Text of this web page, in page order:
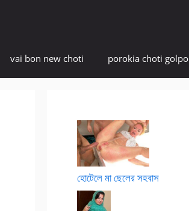
vai bon new choti porokia choti golpo
হোটেলে মা ছেলের সহবাস